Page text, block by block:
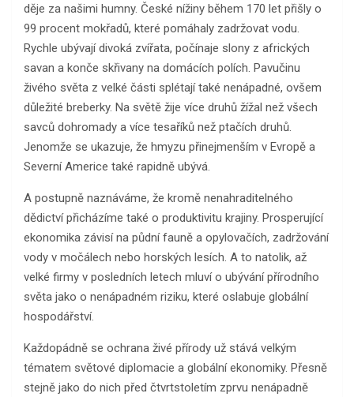
děje za našimi humny. České nížiny během 170 let přišly o
99 procent mokřadů, které pomáhaly zadržovat vodu.
Rychle ubývají divoká zvířata, počínaje slony z afrických
savan a konče skřivany na domácích polích. Pavučinu
živého světa z velké části splétají také nenápadné, ovšem
důležité breberky. Na světě žije více druhů žížal než všech
savců dohromady a více tesaříků než ptačích druhů.
Jenomže se ukazuje, že hmyzu přinejmenším v Evropě a
Severní Americe také rapidně ubývá.
A postupně naznáváme, že kromě nenahraditelného
dědictví přicházíme také o produktivitu krajiny. Prosperující
ekonomika závisí na půdní fauně a opylovačích, zadržování
vody v močálech nebo horských lesích. A to natolik, až
velké firmy v posledních letech mluví o ubývání přírodního
světa jako o nenápadném riziku, které oslabuje globální
hospodářství.
Každopádně se ochrana živé přírody už stává velkým
tématem světové diplomacie a globální ekonomiky. Přesně
stejně jako do nich před čtvrtstoletím zprvu nenápadně